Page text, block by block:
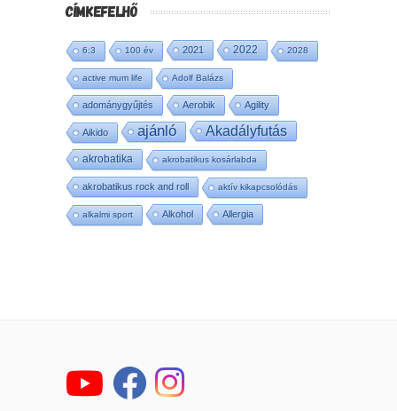
CÍMKEFELHŐ
6:3 100 év 2021 2022 2028
active mum life Adolf Balázs
adománygyűjtés Aerobik Agility
Aikido ajánló Akadályfutás
akrobatika akrobatikus kosárlabda
akrobatikus rock and roll aktív kikapcsolódás
alkalmi sport Alkohol Allergia